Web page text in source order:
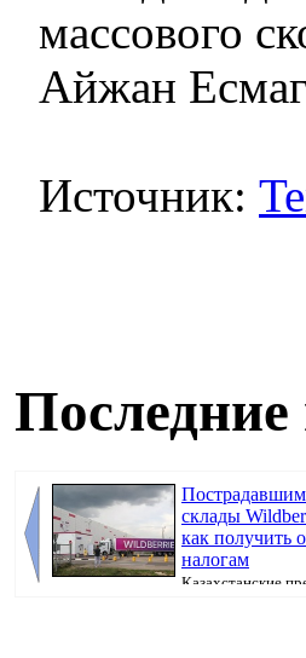
массового
Айжан
Источник:
Последние
Пострадавшим
склады
как получить
налогам
Казахстанские